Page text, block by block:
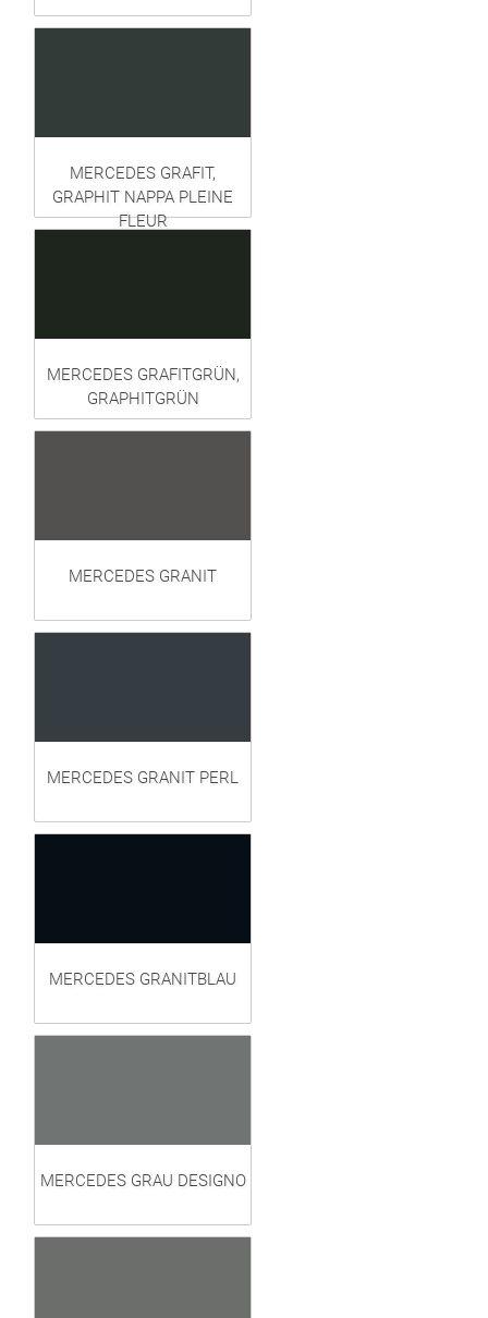
MERCEDES GRAFIT,
GRAPHIT NAPPA PLEINE
FLEUR
MERCEDES GRAFITGRÜN,
GRAPHITGRÜN
MERCEDES GRANIT
MERCEDES GRANIT PERL
MERCEDES GRANITBLAU
MERCEDES GRAU DESIGNO